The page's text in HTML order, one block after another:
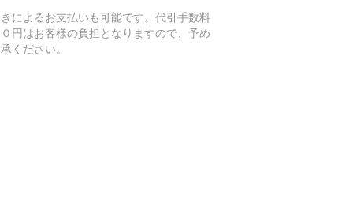
によるお支払いも可能です。代引手数料
円はお客様の負担となりますので、予め
ください。